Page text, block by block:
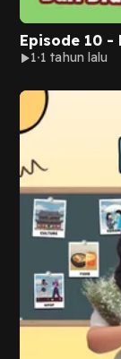
Episode 10 -
1 1 tahun lalu